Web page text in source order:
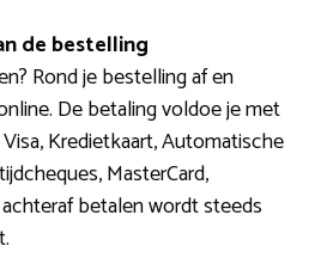
de bestelling
Rond je bestelling af en
De betaling voldoe je met
Kredietkaart, Automatische
MasterCard,
betalen wordt steeds